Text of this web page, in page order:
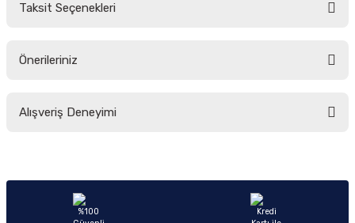
Taksit Seçenekleri
Önerileriniz
yetersiz gördüğünüz noktaları öneri formunu kullanarak tarafımıza
Ürün açıklamasında eksik bilgiler bulunuyor.
Alışveriş Deneyimi
Sitemize ilk yorumu siz yapın!